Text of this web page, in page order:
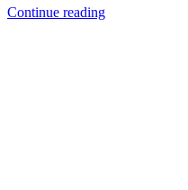
Continue reading